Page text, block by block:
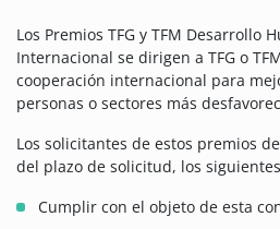
Los Premios TFG y TFM Desarrollo
Internacional se dirigen a TFG o
cooperación internacional para
personas o sectores más
Los solicitantes de estos premios
del plazo de solicitud, los
Cumplir con el objeto de esta